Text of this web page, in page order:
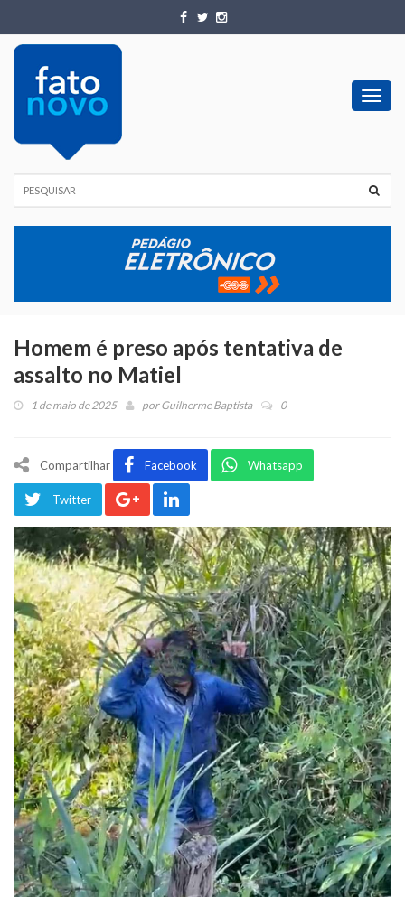
Homem é preso após tentativa de
assalto no Matiel
1 de maio de 2025 porGuilherme Baptista 0
Compartilhar Facebook Whatsapp
Twitter